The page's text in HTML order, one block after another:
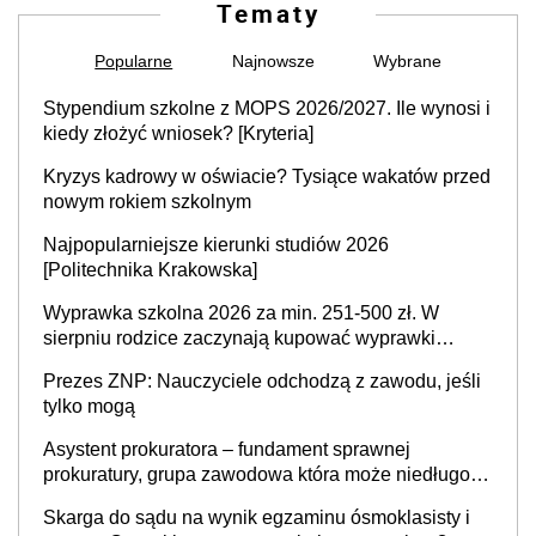
Tematy
Popularne Najnowsze Wybrane
Stypendium szkolne z MOPS 2026/2027. Ile wynosi i
kiedy złożyć wniosek? [Kryteria]
Kryzys kadrowy w oświacie? Tysiące wakatów przed
nowym rokiem szkolnym
Najpopularniejsze kierunki studiów 2026
[Politechnika Krakowska]
Wyprawka szkolna 2026 za min. 251-500 zł. W
sierpniu rodzice zaczynają kupować wyprawki
ponad 1 tys. zł
Prezes ZNP: Nauczyciele odchodzą z zawodu, jeśli
tylko mogą
Asystent prokuratora – fundament sprawnej
prokuratury, grupa zawodowa która może niedługo
Skarga do sądu na wynik egzaminu ósmoklasisty i